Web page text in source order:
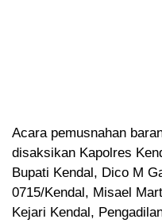
Acara pemusnahan
disaksikan Kapolres
Bupati Kendal, Dico M
0715/Kendal, Misael
Kejari Kendal,